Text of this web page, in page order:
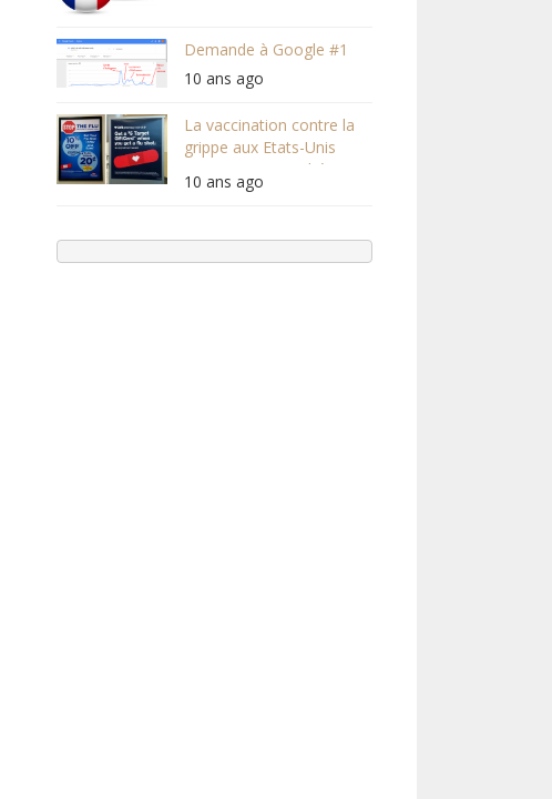
Demande à Google #1
10 ans ago
La vaccination contre la
grippe aux Etats-Unis
(Votre supermarché vous
veut du bien #2)
10 ans ago